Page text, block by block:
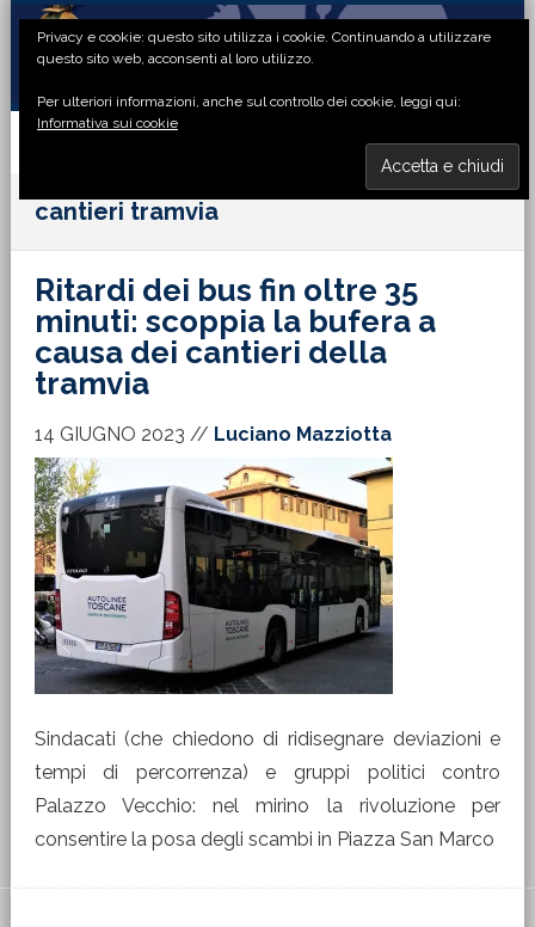
Passa
primaria
Passa
principale
Passa
laterale
Passa
di
cantieri tramvia
Ritardi dei bus fin oltre 35
minuti: scoppia la bufera a
causa dei cantieri della
tramvia
14 GIUGNO 2023 // Luciano Mazziotta
Sindacati (che chiedono di ridisegnare deviazioni e
tempi di percorrenza) e gruppi politici contro
Palazzo Vecchio: nel mirino la rivoluzione per
consentire la posa degli scambi in Piazza San Marco
Privacy e cookie: questo sito utilizza i cookie. Continuando a utilizzare
questo sito web, acconsenti al loro utilizzo.
Per ulteriori informazioni, anche sul controllo dei cookie, leggi qui:
Informativa sui cookie